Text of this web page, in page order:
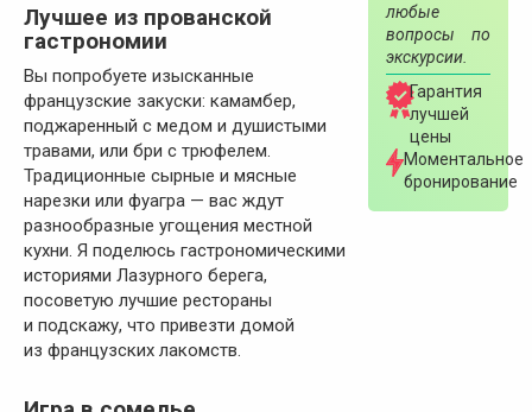
любые
вопросы по
экскурсии.
Гарантия
лучшей
цены
Моментальное
бронирование
Лучшее из прованской
гастрономии
Вы попробуете изысканные
французские закуски: камамбер,
поджаренный с медом и душистыми
травами, или бри с трюфелем.
Традиционные сырные и мясные
нарезки или фуагра — вас ждут
разнообразные угощения местной
кухни. Я поделюсь гастрономическими
историями Лазурного берега,
посоветую лучшие рестораны
и подскажу, что привезти домой
из французских лакомств.